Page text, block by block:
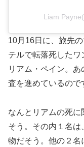
Liam
10月16日に、旅先
テルで転落死したワ
リアム・ペイン。
査を進めているので
なんとリアムの死に
そう。その内１名は
物だそう。他の２名